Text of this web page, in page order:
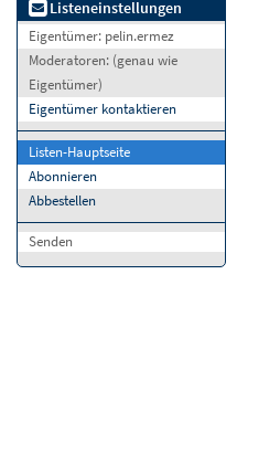
Listeneinstellungen
Eigentümer: pelin.ermez
Moderatoren: (genau wie
Eigentümer)
Eigentümer kontaktieren
Listen-Hauptseite
Abonnieren
Abbestellen
Senden